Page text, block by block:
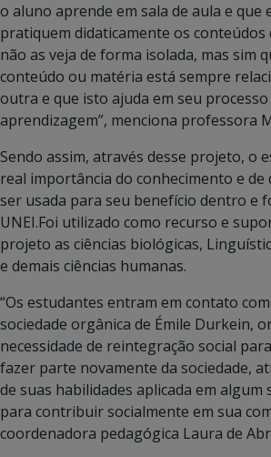
o aluno aprende em sala de aula e que
pratiquem didaticamente os conteúdos
não as veja de forma isolada, mas sim
conteúdo ou matéria está sempre
outra e que isto ajuda em seu
aprendizagem”, menciona professora
Sendo assim, através desse projeto, o
real importância do conhecimento e de
ser usada para seu benefício dentro e
UNEI.Foi utilizado como recurso e
projeto as ciências biológicas,
e demais ciências humanas.
“Os estudantes entram em contato
sociedade orgânica de Émile Durkein,
necessidade de reintegração social
fazer parte novamente da sociedade,
de suas habilidades aplicada em
para contribuir socialmente em sua
coordenadora pedagógica Laura de